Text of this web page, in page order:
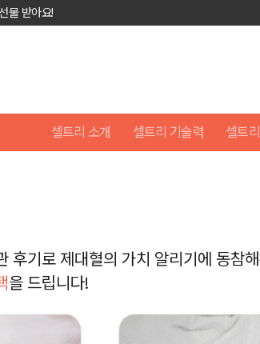
물 받아요!
셀트리 소개 셀트리 기술력 셀트
후기로 제대혈의 가치 알리기에 동참
을 드립니다!